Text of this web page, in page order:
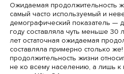
Ожидаемая продолжительность
самый часто используемый и
демографический показатель —
году составляла чуть меньше 30
лет остаточная ожидаемая
составляла примерно столько
продолжительность жизни
не ко всему населению, а лишь